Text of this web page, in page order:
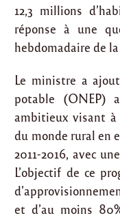
12,3 millions
réponse à une
hebdomadaire de
Le ministre a
potable (ONEP)
ambitieux visant à
du monde rural en
2011-2016, avec
L’objectif de ce
et d’au moins